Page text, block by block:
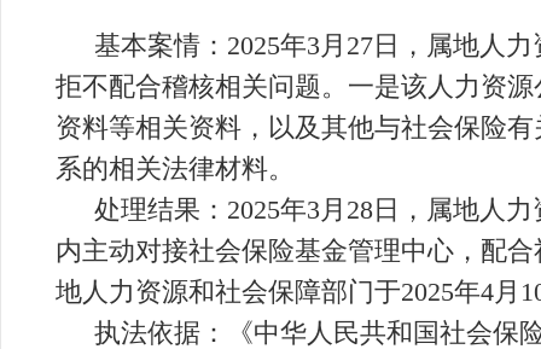
基本案情：2025年3月27日，属地人
拒不配合稽核相关问题。一是该人力资
资料等相关资料，以及其他与社会保险
系的相关法律材料。
处理结果：2025年3月28日，属地人
内主动对接社会保险基金管理中心，配
地人力资源和社会保障部门于2025年4月
执法依据：《中华人民共和国社会保